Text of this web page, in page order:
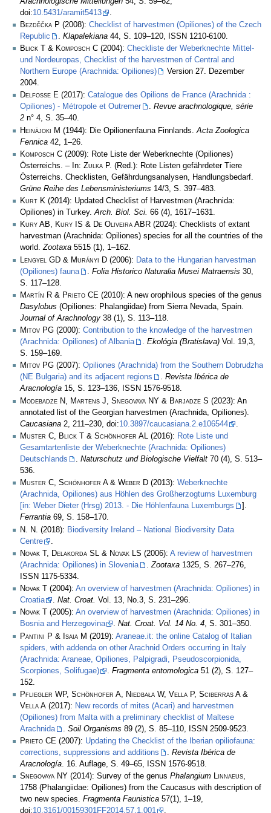
doi:10.5431/aramit5413
Bezděčka P (2008): Checklist of harvestmen (Opiliones) of the Czech
Republic
. Klapalekiana 44, S. 109–120, ISSN 1210-6100.
Blick T & Komposch C (2004): Checkliste der Weberknechte Mittel-
und Nordeuropas, Checklist of the harvestmen of Central and
Northern Europe (Arachnida: Opiliones)
Version 27. Dezember
2004.
Delfosse E (2017): Catalogue des Opilions de France (Arachnida :
Opiliones) - Métropole et Outremer
. Revue arachnologique, série
2 n° 4, S. 35–40.
Heinäjoki M (1944): Die Opilionenfauna Finnlands. Acta Zoologica
Fennica 42, 1–26.
Komposch C (2009): Rote Liste der Weberknechte (Opiliones)
Österreichs. – In: Zulka P. (Red.): Rote Listen gefährdeter Tiere
Österreichs. Checklisten, Gefährdungsanalysen, Handlungsbedarf.
Grüne Reihe des Lebensministeriums 14/3, S. 397–483.
Kurt K (2014): Updated Checklist of Harvestmen (Arachnida:
Opiliones) in Turkey.Arch. Biol. Sci. 66 (4), 1617–1631.
Kury AB, Kury IS & De Oliveira ABR (2024): Checklists of extant
harvestman (Arachnida: Opiliones) species for all the countries of the
world.Zootaxa 5515 (1), 1–162.
Lengyel GD & Murányi D (2006): Data to the Hungarian harvestman
(Opiliones) fauna
Folia Historico Naturalia Musei Matraensis 30,
S. 117–128.
Martín R & Prieto CE (2010): A new orophilous species of the genus
Dasylobus (Opiliones: Phalangiidae) from Sierra Nevada, Spain.
Journal of Arachnology 38 (1), S. 113–118.
Mitov PG (2000): Contribution to the knowledge of the harvestmen
(Arachnida: Opiliones) of Albania
. Ekológia (Bratislava) Vol. 19,3,
S. 159–169.
Mitov PG (2007): Opiliones (Arachnida) from the Southern Dobrudzha
(NE Bulgaria) and its adjacent regions
. Revista Ibérica de
Aracnología 15, S. 123–136, ISSN 1576-9518.
Modebadze N, Martens J, Snegovaya NY & Barjadze S (2023): An
annotated list of the Georgian harvestmen (Arachnida, Opiliones).
Caucasiana 2, 211–230, doi:10.3897/caucasiana.2.e106544
Muster C, Blick T & Schönhofer AL (2016): Rote Liste und
Gesamtartenliste der Weberknechte (Arachnida: Opiliones)
Deutschlands
. Naturschutz und Biologische Vielfalt 70 (4), S. 513–
536.
Muster C, Schönhofer A & Weber D (2013): Weberknechte
(Arachnida, Opiliones) aus Höhlen des Großherzogtums Luxemburg
[in: Weber Dieter (Hrsg) 2013. - Die Höhlenfauna Luxemburgs
].
Ferrantia 69, S. 158–170.
N. N.
(2018): Biodiversity Ireland – National Biodiversity Data
Centre
Novak T, Delakorda SL & Novak LS (2006): A review of harvestmen
(Arachnida: Opiliones) in Slovenia
.Zootaxa 1325, S. 267–276,
ISSN 1175-5334.
Novak T
(2004): An overview of harvestmen (Arachnida: Opiliones) in
Croatia
. Nat. Croat. Vol. 13, No.3, S. 231–296.
Novak T
(2005): An overview of harvestmen (Arachnida: Opiliones) in
Bosnia and Herzegovina
. Nat. Croat. Vol. 14 No. 4, S. 301–350.
Pantini P & Isaia M (2019): Araneae.it: the online Catalog of Italian
spiders, with addenda on other Arachnid Orders occurring in Italy
(Arachnida: Araneae, Opiliones, Palpigradi, Pseudoscorpionida,
Scorpiones, Solifugae)
Fragmenta entomologica 51 (2), S. 127–
152.
Pfliegler WP, Schönhofer A, Niedbała W, Vella P, Sciberras A &
Vella A (2017): New records of mites (Acari) and harvestmen
(Opiliones) from Malta with a preliminary checklist of Maltese
Arachnida
. Soil Organisms 89 (2), S. 85–110, ISSN 2509-9523.
Prieto CE (2007): Updating the Checklist of the Iberian opiliofauna:
corrections, suppressions and additions
. Revista Ibérica de
Aracnología. 16. Auflage, S. 49–65, ISSN 1576-9518.
Snegovaya NY (2014): Survey of the genus Phalangium Linnaeus,
1758 (Phalangiidae: Opiliones) from the Caucasus with description of
two new species. Fragmenta Faunistica 57(1), 1–19,
doi:10.3161/00159301FF2014.57.1.001 .